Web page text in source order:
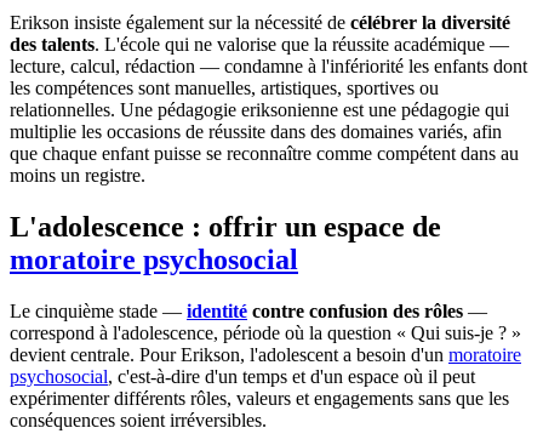
Erikson insiste également sur la nécessité de célébrer la diversité
des talents. L'école qui ne valorise que la réussite académique —
lecture, calcul, rédaction — condamne à l'infériorité les enfants dont
les compétences sont manuelles, artistiques, sportives ou
relationnelles. Une pédagogie eriksonienne est une pédagogie qui
multiplie les occasions de réussite dans des domaines variés, afin
que chaque enfant puisse se reconnaître comme compétent dans au
moins un registre.
L'adolescence : offrir un espace de
moratoire psychosocial
Le cinquième stade — identité contre confusion des rôles —
correspond à l'adolescence, période où la question « Qui suis-je ? »
devient centrale. Pour Erikson, l'adolescent a besoin d'un moratoire
psychosocial, c'est-à-dire d'un temps et d'un espace où il peut
expérimenter différents rôles, valeurs et engagements sans que les
conséquences soient irréversibles.